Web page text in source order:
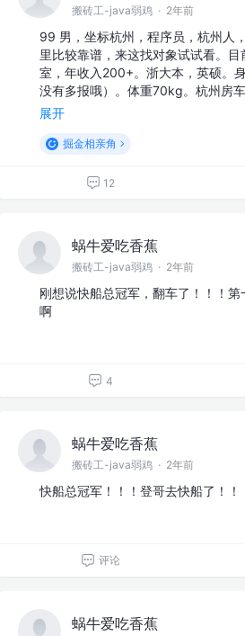
搬砖工-java弱鸡 · 2年前
99 男，坐标杭州，程序员，杭州人
里比较靠谱，来这找对象试试看。
室，年收入200+。浙大本，英硕。
没有多报哦）。体重70kg。杭州房
展开
掘金相亲角
12
蜗牛爱吃香蕉
搬砖工-java弱鸡 · 2年前
刚想说快船总冠军，翻车了！！！
啊
4
蜗牛爱吃香蕉
搬砖工-java弱鸡 · 2年前
快船总冠军！！！登哥去快船了！！
评论
蜗牛爱吃香蕉